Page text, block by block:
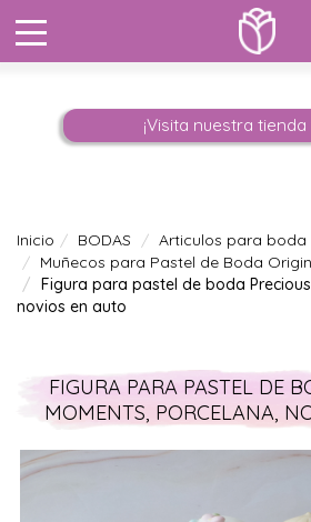
¡Visita nuestra tienda
Inicio BODAS
Articulos para boda
Muñecos para Pastel de Boda
Figura para pastel de boda
novios en auto
FIGURA PARA PASTEL DE
MOMENTS, PORCELANA,